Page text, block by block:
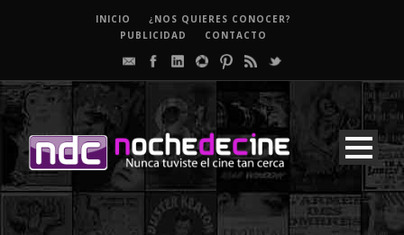
INICIO
¿NOS QUIERES CONOCER?
PUBLICIDAD
CONTACTO